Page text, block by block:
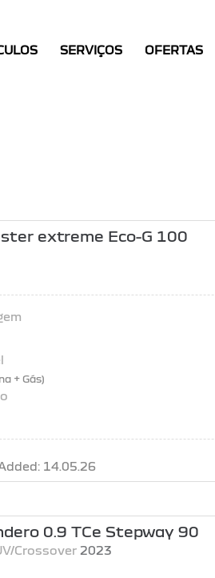
SERVIÇOS OFERTAS
extreme Eco-G 100
+ Gás)
14.05.26
0.9 TCe Stepway 90
Crossover 2023